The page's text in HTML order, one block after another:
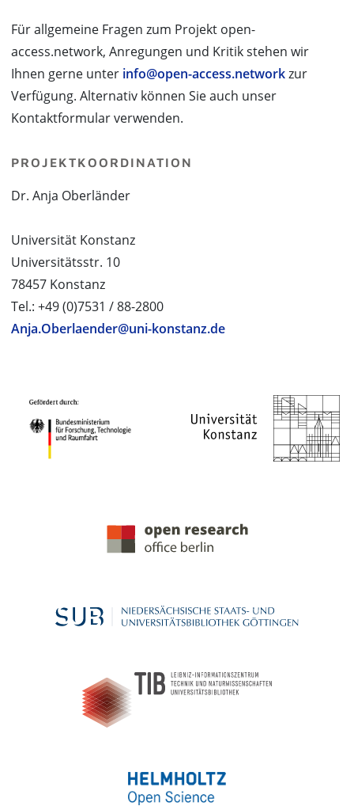
Für allgemeine Fragen zum Projekt open-
access.network, Anregungen und Kritik stehen wir
Ihnen gerne unter info@open-access.networkzur
Verfügung. Alternativ können Sie auch unser
Kontaktformular verwenden.
PROJEKTKOORDINATION
Dr. Anja Oberländer
Universität Konstanz
Universitätsstr. 10
78457 Konstanz
Tel.: +49 (0)7531 / 88-2800
Anja.Oberlaender@uni-konstanz.de